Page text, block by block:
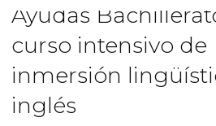
Ayudas
curso intensivo de
inmersión
inglés